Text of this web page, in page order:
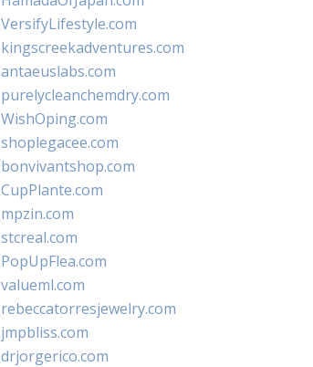
VersifyLifestyle.com
kingscreekadventures.com
antaeuslabs.com
purelycleanchemdry.com
WishOping.com
shoplegacee.com
bonvivantshop.com
CupPlante.com
mpzin.com
stcreal.com
PopUpFlea.com
valueml.com
rebeccatorresjewelry.com
jmpbliss.com
drjorgerico.com